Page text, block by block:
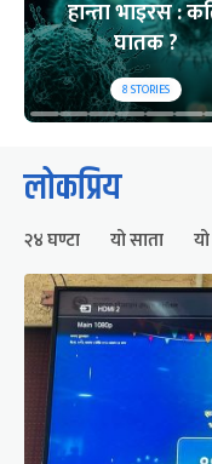
हान्ता भाइरस :
घातक ?
8STORIES
लोकप्रिय
२४ घण्टा यो साता